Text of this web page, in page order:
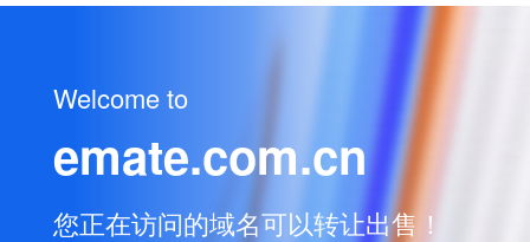
Welcome to
emate.com.cn
您正在访问的域名可以转让出售！